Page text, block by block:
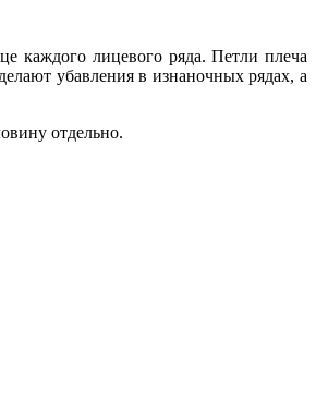
каждого лицевого ряда. Петли плеча
убавления в изнаночных рядах, а
отдельно.